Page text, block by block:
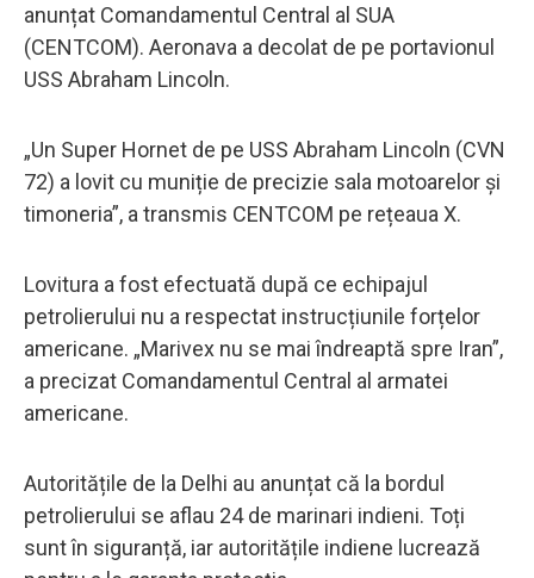
anunțat Comandamentul Central al SUA
(CENTCOM). Aeronava a decolat de pe portavionul
USS Abraham Lincoln.
„Un Super Hornet de pe USS Abraham Lincoln (CVN
72) a lovit cu muniție de precizie sala motoarelor și
timoneria”, a transmis CENTCOM pe rețeaua X.
Lovitura a fost efectuată după ce echipajul
petrolierului nu a respectat instrucțiunile forțelor
americane. „Marivex nu se mai îndreaptă spre Iran”,
a precizat Comandamentul Central al armatei
americane.
Autoritățile de la Delhi au anunțat că la bordul
petrolierului se aflau 24 de marinari indieni. Toți
sunt în siguranță, iar autoritățile indiene lucrează